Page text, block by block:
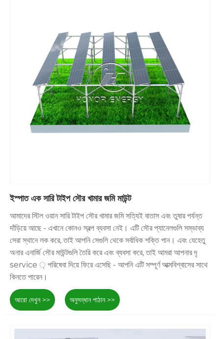
ইস্পাত এক সারি টাইপ সৌর খামার জমি মাউন্ট
আমাদের স্টিল ওয়ান সারি টাইপ সৌর খামার জমি সত্যিই বাতাস এবং তুষার পর্যন্ত
দাঁড়িয়ে আছে - এখানে কোনও স্বল্প ব্যবসা নেই। এটি সৌর প্যানেলগুলি সম্ভাব্য
সেরা স্থানে লক করে, তাই আপনি সেগুলি থেকে সর্বাধিক শক্তি পান। এবং যেহেতু
অনার এনার্জি সৌর মাউন্টগুলি তৈরি করে এবং ব্যবসা করে, তাই আমরা আপনার দৃ
service ় পরিষেবা দিয়ে ফিরে এসেছি - আপনি এটি সম্পূর্ণ আত্মবিশ্বাসের সাথে
কিনতে পারেন।
আরো দেখুন >> অনুসন্ধান পাঠান >>